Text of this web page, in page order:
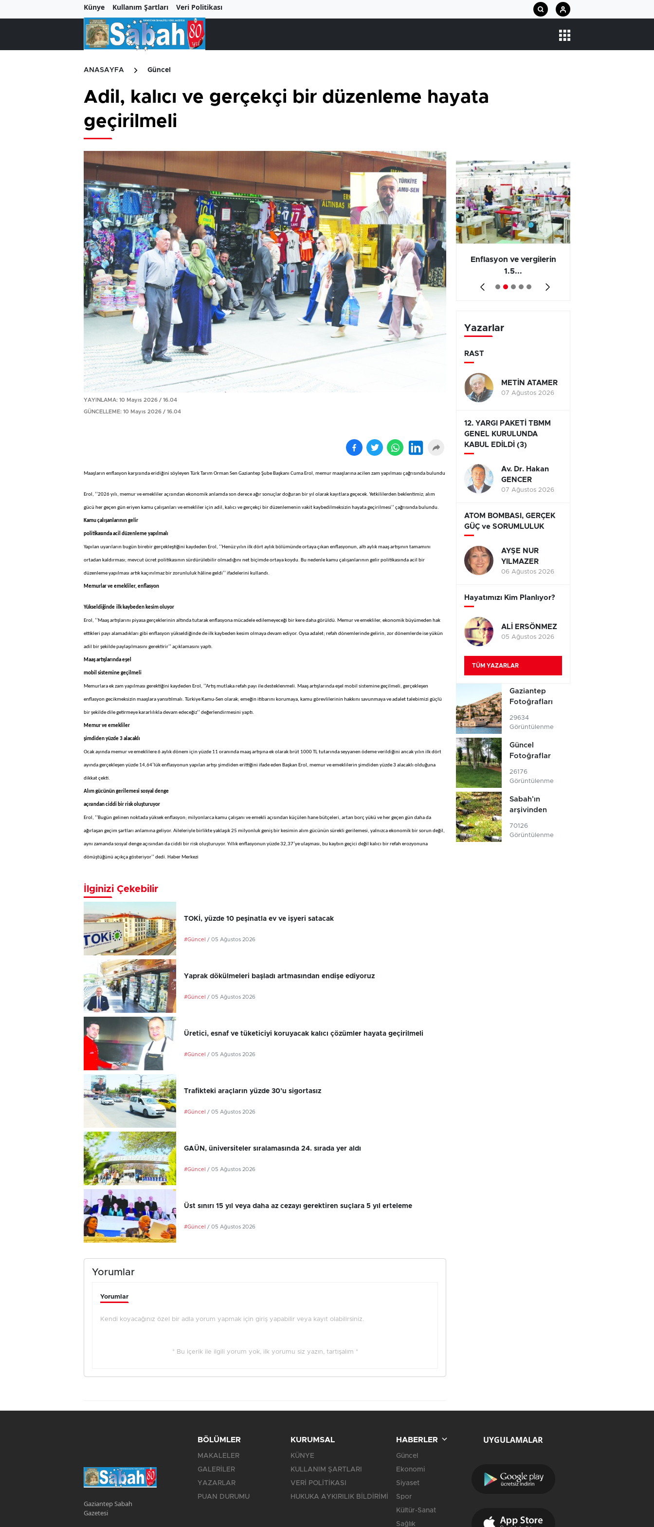
Künye Kullanım Şartları Veri Politikası
ANASAYFA Güncel
Adil, kalıcı ve gerçekçi bir düzenleme hayata
geçirilmeli
YAYINLAMA: 10 Mayıs 2026 / 16.04
GÜNCELLEME: 10 Mayıs 2026 / 16.04
Maaşların enflasyon karşısında eridiğini söyleyen Türk Tarım Orman Sen Gaziantep Şube Başkanı Cuma Erol, memur maaşlarına acilen zam yapılması çağrısında bulundu
Erol, ‘’2026 yılı, memur ve emekliler açısından ekonomik anlamda son derece ağır sonuçlar doğuran bir yıl olarak kayıtlara geçecek. Yetkililerden beklentimiz; alım
gücü her geçen gün eriyen kamu çalışanları ve emekliler için adil, kalıcı ve gerçekçi bir düzenlemenin vakit kaybedilmeksizin hayata geçirilmesi’’ çağrısında bulundu.
Kamu çalışanlarının gelir
politikasında acil düzenleme yapılmalı
Yapılan uyarıların bugün birebir gerçekleştiğini kaydeden Erol, ‘’Henüz yılın ilk dört aylık bölümünde ortaya çıkan enflasyonun, altı aylık maaş artışının tamamını
ortadan kaldırması; mevcut ücret politikasının sürdürülebilir olmadığını net biçimde ortaya koydu. Bu nedenle kamu çalışanlarının gelir politikasında acil bir
düzenleme yapılması artık kaçınılmaz bir zorunluluk hâline geldi’’ ifadelerini kullandı.
Memurlar ve emekliler, enflasyon
Yükseldiğinde ilk kaybeden kesim oluyor
Erol, ‘’Maaş artışlarını piyasa gerçeklerinin altında tutarak enflasyona mücadele edilemeyeceği bir kere daha görüldü. Memur ve emekliler, ekonomik büyümeden hak
ettikleri payı alamadıkları gibi enflasyon yükseldiğinde de ilk kaybeden kesim olmaya devam ediyor. Oysa adalet; refah dönemlerinde gelirin, zor dönemlerde ise yükün
adil bir şekilde paylaşılmasını gerektirir’’ açıklamasını yaptı.
Maaş artışlarında eşel
mobil sistemine geçilmeli
Memurlara ek zam yapılması gerektiğini kaydeden Erol, ‘’Artış mutlaka refah payı ile desteklenmeli. Maaş artışlarında eşel mobil sistemine geçilmeli, gerçekleşen
enflasyon gecikmeksizin maaşlara yansıtılmalı. Türkiye Kamu-Sen olarak; emeğin itibarını korumaya, kamu görevlilerinin hakkını savunmaya ve adalet talebimizi güçlü
bir şekilde dile getirmeye kararlılıkla devam edeceğiz’’ değerlendirmesini yaptı.
Memur ve emekliler
şimdiden yüzde 3 alacaklı
Ocak ayında memur ve emeklilere 6 aylık dönem için yüzde 11 oranında maaş artışına ek olarak brüt 1000 TL tutarında seyyanen ödeme verildiğini ancak yılın ilk dört
ayında gerçekleşen yüzde 14,64’lük enflasyonun yapılan artışı şimdiden erittiğini ifade eden Başkan Erol, memur ve emeklilerin şimdiden yüzde 3 alacaklı olduğuna
dikkat çekti.
Alım gücünün gerilemesi sosyal denge
açısından ciddi bir risk oluşturuyor
Erol, ‘’Bugün gelinen noktada yüksek enflasyon; milyonlarca kamu çalışanı ve emekli açısından küçülen hane bütçeleri, artan borç yükü ve her geçen gün daha da
ağırlaşan geçim şartları anlamına geliyor. Aileleriyle birlikte yaklaşık 25 milyonluk geniş bir kesimin alım gücünün sürekli gerilemesi, yalnızca ekonomik bir sorun değil,
aynı zamanda sosyal denge açısından da ciddi bir risk oluşturuyor. Yıllık enflasyonun yüzde 32,37’ye ulaşması, bu kaybın geçici değil kalıcı bir refah erozyonuna
dönüştüğünü açıkça gösteriyor’’ dedi. Haber Merkezi
İlginizi Çekebilir
TOKİ, yüzde 10 peşinatla ev ve işyeri satacak
#Güncel / 05 Ağustos 2026
Yaprak dökülmeleri başladı artmasından endişe ediyoruz
#Güncel / 05 Ağustos 2026
Üretici, esnaf ve tüketiciyi koruyacak kalıcı çözümler hayata geçirilmeli
#Güncel / 05 Ağustos 2026
Trafikteki araçların yüzde 30’u sigortasız
#Güncel / 05 Ağustos 2026
GAÜN, üniversiteler sıralamasında 24. sırada yer aldı
#Güncel / 05 Ağustos 2026
Üst sınırı 15 yıl veya daha az cezayı gerektiren suçlara 5 yıl erteleme
#Güncel / 05 Ağustos 2026
Yorumlar
Yorumlar
Kendi koyacağınız özel bir adla yorum yapmak için giriş yapabilir veya kayıt olabilirsiniz.
* Bu içerik ile ilgili yorum yok, ilk yorumu siz yazın, tartışalım *
Birçok uyku hastalığının
tan...
En ucuz sigara 120 TL, en
pa...
Enflasyon ve vergilerin
1.5...
Yazarlar
RAST
METİN ATAMER
07 Ağustos 2026
12. YARGI PAKETİ TBMM
GENEL KURULUNDA
KABUL EDİLDİ (3)
Av. Dr. Hakan
GENCER
07 Ağustos 2026
ATOM BOMBASI, GERÇEK
GÜÇ ve SORUMLULUK
AYŞE NUR
YILMAZER
06 Ağustos 2026
Hayatımızı Kim Planlıyor?
ALİ ERSÖNMEZ
05 Ağustos 2026
TÜM YAZARLAR
Gaziantep
Fotoğrafları
29634
Görüntülenme
Güncel
Fotoğraflar
26176
Görüntülenme
Sabah'ın
arşivinden
70126
Görüntülenme
Gaziantep Sabah
Gazetesi
BÖLÜMLER
MAKALELER
GALERİLER
YAZARLAR
PUAN DURUMU
KURUMSAL
KÜNYE
KULLANIM ŞARTLARI
VERİ POLİTİKASI
HUKUKA AYKIRILIK BİLDİRİMİ
HABERLER
Güncel
Ekonomi
Siyaset
Spor
Kültür-Sanat
Sağlık
UYGULAMALAR